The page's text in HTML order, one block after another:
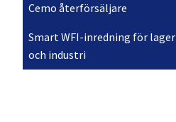
Cemo återförsäljare
Smart WFI-inredning för lager
och industri